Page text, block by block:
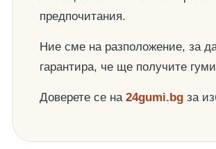
предпочитания.
Ние сме на разположение, за
гарантира, че ще получите
Доверете се на 24gumi.bg за